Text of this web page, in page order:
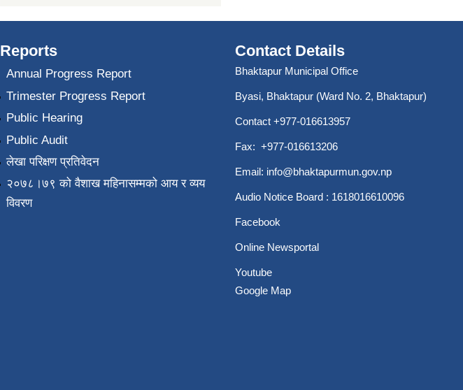
Reports
Annual Progress Report
Trimester Progress Report
Public Hearing
Public Audit
लेखा परिक्षण प्रतिवेदन
२०७८।७९ को वैशाख महिनासम्मको आय र व्यय
विवरण
Contact Details
Bhaktapur Municipal Office
Byasi, Bhaktapur (Ward No. 2, Bhaktapur)
Contact +977-016613957
Fax: +977-016613206
Email: info@bhaktapurmun.gov.np
Audio Notice Board : 1618016610096
Facebook
Online Newsportal
Youtube
Google Map